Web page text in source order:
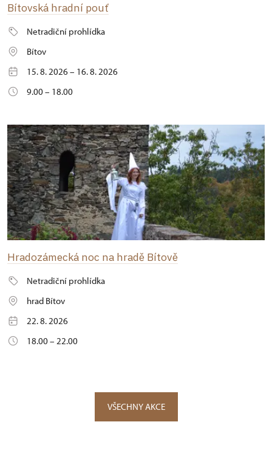
Bítovská hradní pouť
Netradiční prohlídka
Bítov
15. 8. 2026 – 16. 8. 2026
9.00 – 18.00
Hradozámecká noc na hradě Bítově
Netradiční prohlídka
hrad Bítov
22. 8. 2026
18.00 – 22.00
VŠECHNY AKCE